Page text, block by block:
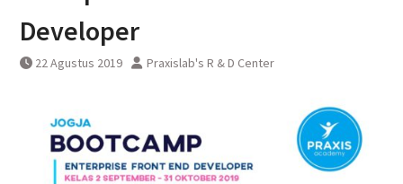
Developer
22 Agustus 2019 Praxislab's R & D Center